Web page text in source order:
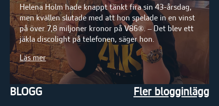
Helena Holm hade knappt tänkt fira sin 43-årsdag,
men kvällen slutade med att hon spelade in en vinst
på över 7,8 miljoner kronor på V86®. – Det blev ett
jäkla discolight på telefonen, säger hon.
Läs mer
BLOGG Fler blogginlägg